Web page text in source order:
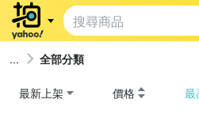
全部分類
最新上架 價格 最